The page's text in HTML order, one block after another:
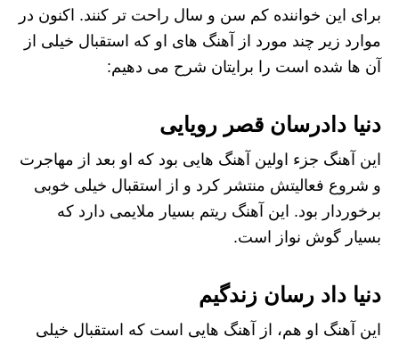
برای این خواننده کم سن و سال راحت تر کنند. اکنون در
موارد زیر چند مورد از آهنگ های او که استقبال خیلی از
آن ها شده است را برایتان شرح می دهیم:
دنیا دادرسان قصر رویایی
این آهنگ جزء اولین آهنگ هایی بود که او بعد از مهاجرت
و شروع فعالیتش منتشر کرد و از استقبال خیلی خوبی
برخوردار بود. این آهنگ ریتم بسیار ملایمی دارد که
بسیار گوش نواز است.
دنیا داد رسان زندگیم
این آهنگ او هم، از آهنگ هایی است که استقبال خیلی